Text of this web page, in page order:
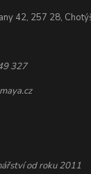
42, 257 28,
327
od roku 2011